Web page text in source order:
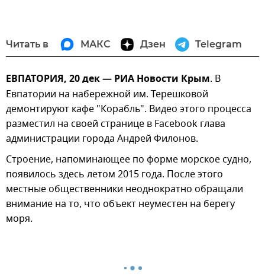
Читать в МАКС Дзен Telegram
ЕВПАТОРИЯ, 20 дек — РИА Новости Крым. В
Евпатории на набережной им. Терешковой
демонтируют кафе "Корабль". Видео этого процесса
разместил на своей странице в Facebook глава
администрации города Андрей Филонов.
Строение, напоминающее по форме морское судно,
появилось здесь летом 2015 года. После этого
местные общественники неоднократно обращали
внимание на то, что объект неуместен на берегу
моря.